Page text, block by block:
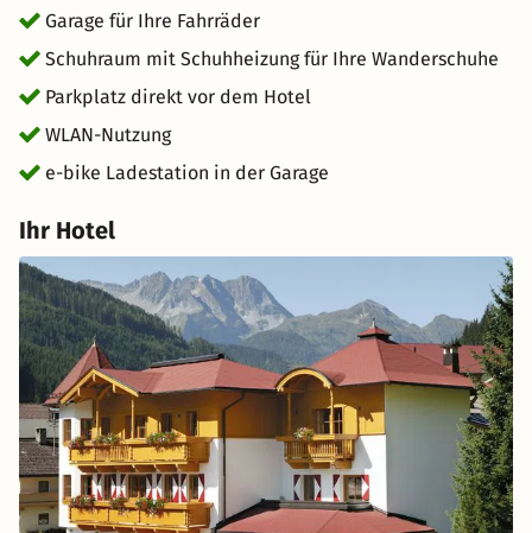
Garage für Ihre Fahrräder
Schuhraum mit Schuhheizung für Ihre Wanderschuhe
Parkplatz direkt vor dem Hotel
WLAN-Nutzung
e-bike Ladestation in der Garage
Ihr Hotel